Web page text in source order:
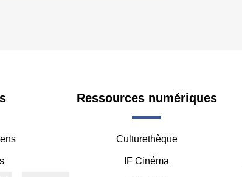
Ressources numériques
Culturethèque
IF Cinéma